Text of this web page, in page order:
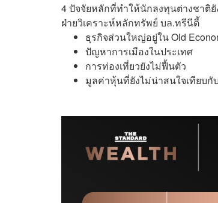
4 ปัจจัยหลักที่ทำให้นักลงทุนต่างชาติ
ฝ่ายวิเคราะห์หลักทรัพย์ บล.ทรีนีตี้
ธุรกิจส่วนใหญ่อยู่ใน Old
ปัญหาการเมืองในประเทศ
การท่องเที่ยวยังไม่ฟื้นตัว
มูลค่าหุ้นที่ยังไม่น่าสนใจเทียบ